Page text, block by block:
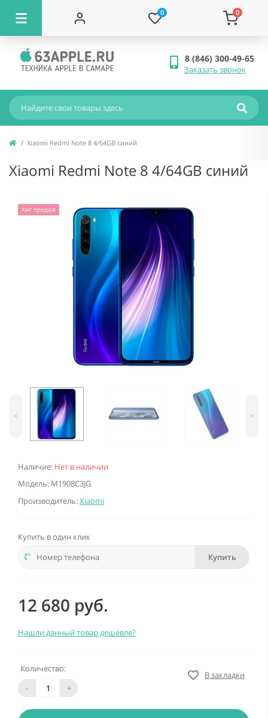
0 0
8 (846) 300-49-65
Заказать звонок
Xiaomi Redmi Note 8 4/64GB синий
Xiaomi Redmi Note 8 4/64GB синий
Наличие: Нет в наличии
Модель: M1908C3JG
Производитель:Xiaomi
Хит продаж
< >
Купить в один клик
Купить
12 680 руб.
Нашли данный товар дешевле?
Количество:
-
+
В закладки